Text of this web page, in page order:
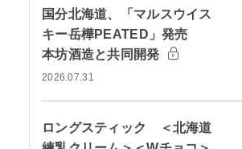
国分北海道、「マルスウイス
キー岳樺PEATED」発売
本坊酒造と共同開発
2026.07.31
ロングスティック ＜北海道